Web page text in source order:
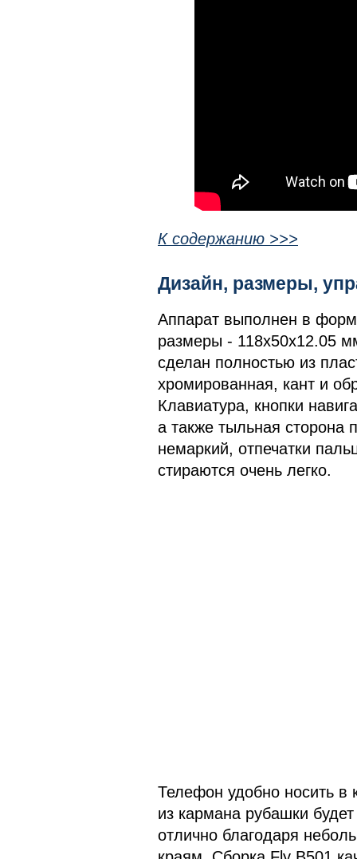
К содержанию >>>
Дизайн, размеры,
Аппарат выполнен в
размеры - 118x50x12.05
сделан полностью из
хромированная, кант и
Клавиатура, кнопки
а также тыльная сторона
немаркий, отпечатки
стираются очень легко.
Телефон удобно носить в
из кармана рубашки
отлично благодаря